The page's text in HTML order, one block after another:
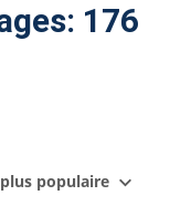
176
populaire